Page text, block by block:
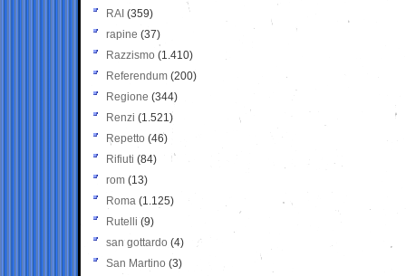
RAI (359)
rapine (37)
Razzismo (1.410)
Referendum (200)
Regione (344)
Renzi (1.521)
Repetto (46)
Rifiuti (84)
rom (13)
Roma (1.125)
Rutelli (9)
san gottardo (4)
San Martino (3)